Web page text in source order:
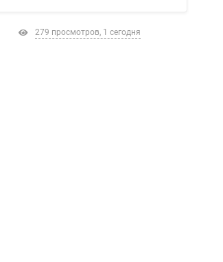
279 просмотров, 1 сегодня